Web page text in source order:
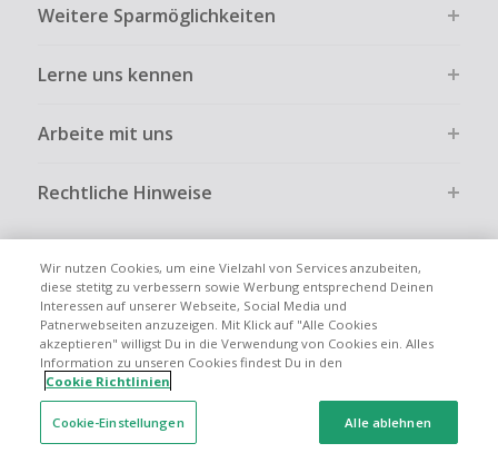
Weitere Sparmöglichkeiten
Lerne uns kennen
Arbeite mit uns
Rechtliche Hinweise
Globale Websites UK US CN JP FR AU
Wir nutzen Cookies, um eine Vielzahl von Services anzubeiten,
diese stetitg zu verbessern sowie Werbung entsprechend Deinen
Interessen auf unserer Webseite, Social Media und
Patnerwebseiten anzuzeigen. Mit Klick auf "Alle Cookies
akzeptieren" willigst Du in die Verwendung von Cookies ein. Alles
Information zu unseren Cookies findest Du in den
Cookie Richtlinien
Cookie-Einstellungen Alle ablehnen